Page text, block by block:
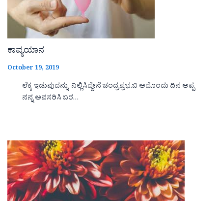
ಕಾವ್ಯಯಾನ
October 19, 2019
ಲೆಕ್ಕ ಇಡುವುದನ್ನು ನಿಲ್ಲಿಸಿದ್ದೇನೆ ಚಂದ್ರಪ್ರಭ.ಬಿ ಅದೊಂದು ದಿನ ಅಪ್ಪ
ನನ್ನ ಅವಸರಿಸಿ ಬರ…